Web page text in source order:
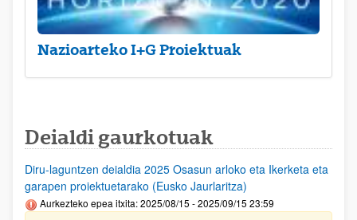
Nazioarteko I+G Proiektuak
Deialdi gaurkotuak
Diru-laguntzen deialdia 2025 Osasun arloko eta Ikerketa eta
garapen proiektuetarako (Eusko Jaurlaritza)
Aurkezteko epea itxita: 2025/08/15 - 2025/09/15 23:59